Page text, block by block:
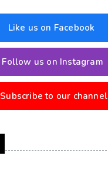
Like us on Facebook
Follow us on Instagram
Subscribe to our channel